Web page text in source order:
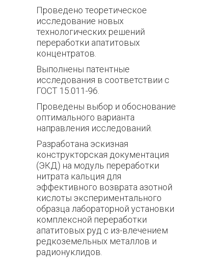
Проведено теоретическое
исследование новых
технологических решений
переработки апатитовых
концентратов.
Выполнены патентные
исследования в соответствии с
ГОСТ 15.011-96.
Проведены выбор и обоснование
оптимального варианта
направления исследований.
Разработана эскизная
конструкторская документация
(ЭКД) на модуль переработки
нитрата кальция для
эффективного возврата азотной
кислоты экспериментального
образца лабораторной установки
комплексной переработки
апатитовых руд с из-влечением
редкоземельных металлов и
радионуклидов.